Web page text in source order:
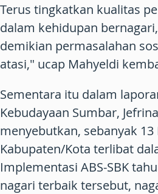
Terus tingkatkan kualitas
dalam kehidupan
demikian permasalahan
atasi," ucap Mahyeldi
Sementara itu dalam
Kebudayaan Sumbar,
menyebutkan, sebanyak
Kabupaten/Kota terlibat
Implementasi ABS-SBK
nagari terbaik tersebut,